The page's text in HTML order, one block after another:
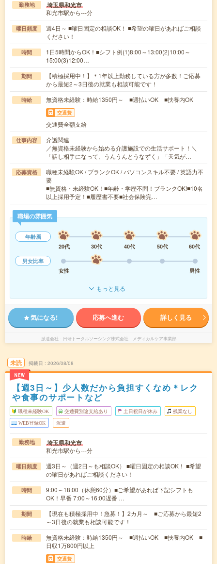
勤務地 埼玉県和光市
和光市駅から---分
曜日頻度
週4日～ ■曜日固定の相談OK！ ■希望の曜日があればご相談
ください！
時間
1日5時間からOK！■シフト例(1)8:00～13:00(2)10:00～
15:00(3)12:00…
期間
【積極採用中！】＊1年以上勤務している方が多数！ご応募
から最短2～3日後の就業も相談可能です！
時給 無資格未経験：時給1350円～ ■週払いOK ■扶養内OK
交通費
交通費全額支給
仕事内容
介護関連
／無資格未経験から始める介護施設での生活サポート！＼
「話し相手になって、うんうんとうなずく」「天気が…
応募資格
職種未経験OK / ブランクOK / パソコンスキル不要 / 英語力不
要
■無資格・未経験OK！■年齢・学歴不問！ブランクOK!■10名
以上採用予定！■履歴書不要■社会保険完…
職場の雰囲気
年齢層
20代
30代 40代 50代
60代
男女比率
女性
男性
もっと見る
気になる! 応募へ進む 詳しく見る
派遣会社 日研トータルソーシング株式会社 メディカルケア事業部
未読
NEW
掲載日 2026/08/08
【週3日～】少人数だから負担すくなめ＊レク
や食事のサポートなど
職種未経験OK 交通費別途支給あり 土日祝日が休み 残業なし
WEB登録OK 派遣
勤務地 埼玉県和光市
和光市駅から---分
曜日頻度
週3日～（週2日～も相談OK） ■曜日固定の相談OK！ ■希望
の曜日があればご相談ください！
時間
9:00～18:00（休憩60分）■ご希望があれば下記シフトも
OK！早番 7:00～16:00遅番 …
期間
【現在も積極採用中！急募！】2カ月～ ■ご応募から最短2
～3日後の就業も相談可能です！
時給
無資格未経験：時給1350円～ ■週払いOK ■扶養内OK ■
日収1万800円以上
交通費